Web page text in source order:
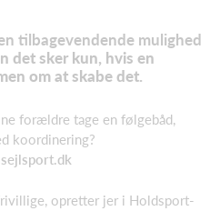
tilbagevendende mulighed
det sker kun, hvis en
om at skabe det.
forældre tage en følgebåd,
koordinering?
opretter jer i Holdsport-